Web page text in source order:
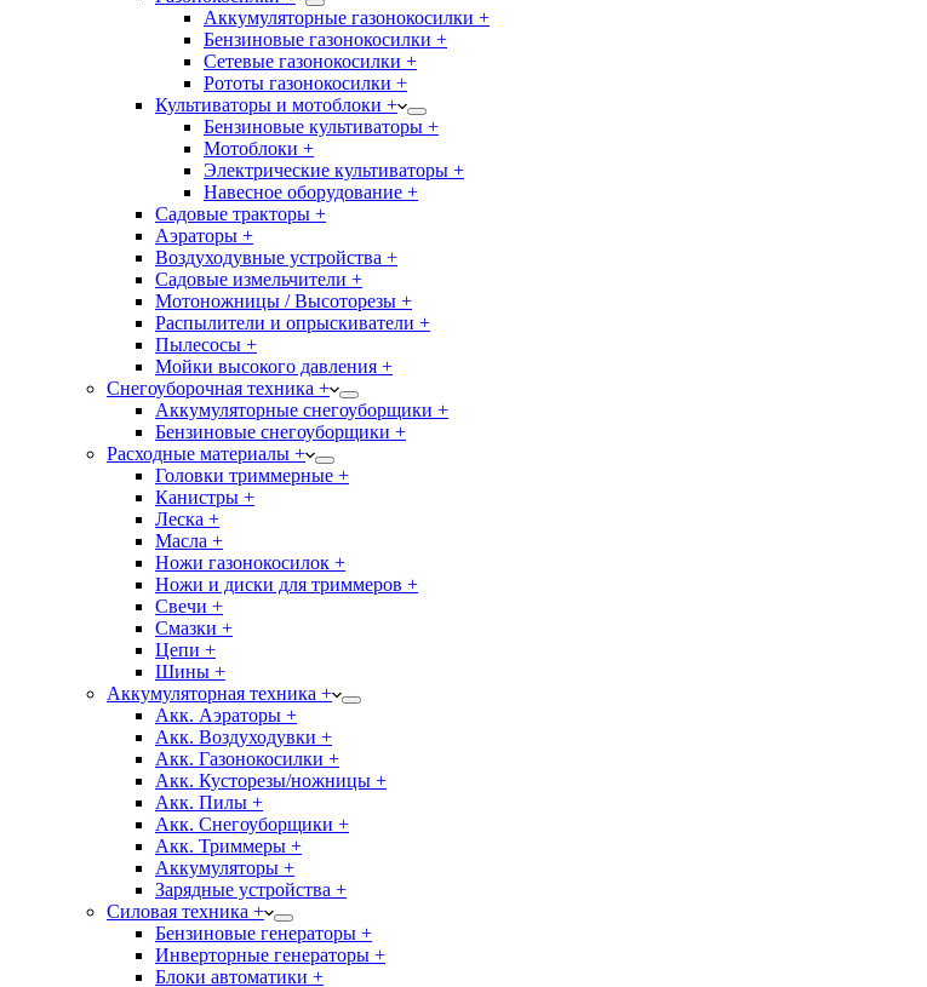
Аккумуляторные газонокосилки +
Бензиновые газонокосилки +
Сетевые газонокосилки +
Рототы газонокосилки +
Культиваторы и мотоблоки +
Бензиновые культиваторы +
Мотоблоки +
Электрические культиваторы +
Навесное оборудование +
Садовые тракторы +
Аэраторы +
Воздуходувные устройства +
Садовые измельчители +
Мотоножницы / Высоторезы +
Распылители и опрыскиватели +
Пылесосы +
Мойки высокого давления +
Снегоуборочная техника +
Аккумуляторные снегоуборщики +
Бензиновые снегоуборщики +
Расходные материалы +
Головки триммерные +
Канистры +
Леска +
Масла +
Ножи газонокосилок +
Ножи и диски для триммеров +
Свечи +
Смазки +
Цепи +
Шины +
Аккумуляторная техника +
Акк. Аэраторы +
Акк. Воздуходувки +
Акк. Газонокосилки +
Акк. Кусторезы/ножницы +
Акк. Пилы +
Акк. Снегоуборщики +
Акк. Триммеры +
Аккумуляторы +
Зарядные устройства +
Силовая техника +
Бензиновые генераторы +
Инверторные генераторы +
Блоки автоматики +